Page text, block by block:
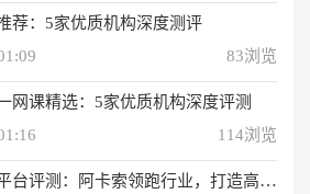
荐：5家优质机构深度测评
83浏览
网课精选：5家优质机构深度评测
114浏览
测：阿卡索领跑行业，打造高效学习体验